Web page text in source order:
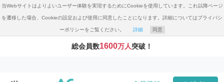
当Webサイトはよりよいユーザー体験を実現するためにCookieを使用しています。これ以降ページ
を遷移した場合、Cookieの設定および使用に同意したことになります。詳細についてはプライバシ
ーポリシーをご覧ください。 詳細 同意
総会員数1600万人突破！